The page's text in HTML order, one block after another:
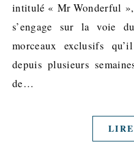
intitulé « Mr Wonderful »,
s’engage sur la voie
morceaux exclusifs
depuis plusieurs
de…